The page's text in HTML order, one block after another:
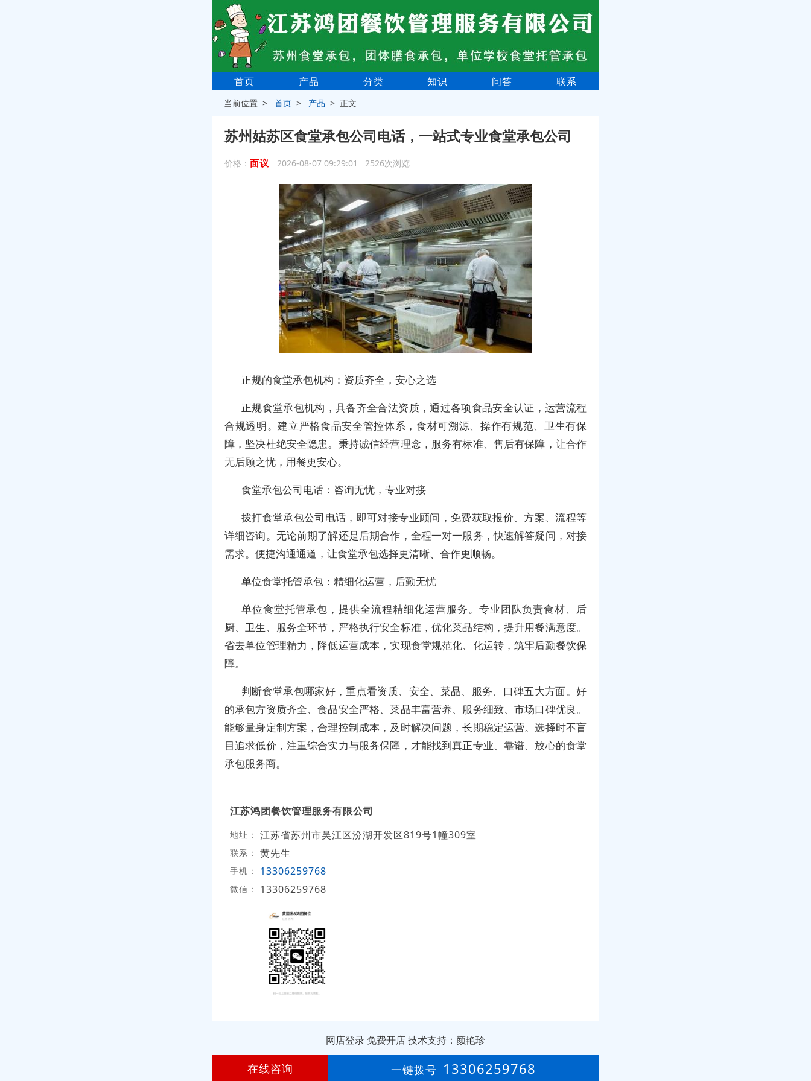
首页 产品 分类 知识 问答 联系
当前位置 >首页 > 产品 > 正文
苏州姑苏区食堂承包公司电话，一站式专业食堂承包公司
价格： 面议 2026-08-07 09:29:01 2526次浏览
正规的食堂承包机构：资质齐全，安心之选
正规食堂承包机构，具备齐全合法资质，通过各项食品安全认证，运营流程
合规透明。建立严格食品安全管控体系，食材可溯源、操作有规范、卫生有保
障，坚决杜绝安全隐患。秉持诚信经营理念，服务有标准、售后有保障，让合作
无后顾之忧，用餐更安心。
食堂承包公司电话：咨询无忧，专业对接
拨打食堂承包公司电话，即可对接专业顾问，免费获取报价、方案、流程等
详细咨询。无论前期了解还是后期合作，全程一对一服务，快速解答疑问，对接
需求。便捷沟通通道，让食堂承包选择更清晰、合作更顺畅。
单位食堂托管承包：精细化运营，后勤无忧
单位食堂托管承包，提供全流程精细化运营服务。专业团队负责食材、后
厨、卫生、服务全环节，严格执行安全标准，优化菜品结构，提升用餐满意度。
省去单位管理精力，降低运营成本，实现食堂规范化、化运转，筑牢后勤餐饮保
障。
判断食堂承包哪家好，重点看资质、安全、菜品、服务、口碑五大方面。好
的承包方资质齐全、食品安全严格、菜品丰富营养、服务细致、市场口碑优良。
能够量身定制方案，合理控制成本，及时解决问题，长期稳定运营。选择时不盲
目追求低价，注重综合实力与服务保障，才能找到真正专业、靠谱、放心的食堂
承包服务商。
江苏鸿团餐饮管理服务有限公司
地址： 江苏省苏州市吴江区汾湖开发区819号1幢309室
联系： 黄先生
手机： 13306259768
微信： 13306259768
网店登录 免费开店技术支持：颜艳珍
1年
在线咨询 一键拨号 13306259768